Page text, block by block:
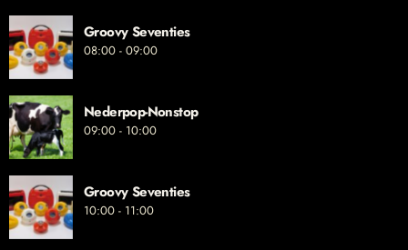
Groovy Seventies
08:00 - 09:00
Nederpop-Nonstop
09:00 - 10:00
Groovy Seventies
10:00 - 11:00